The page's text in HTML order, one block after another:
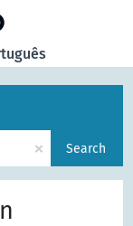
× Search